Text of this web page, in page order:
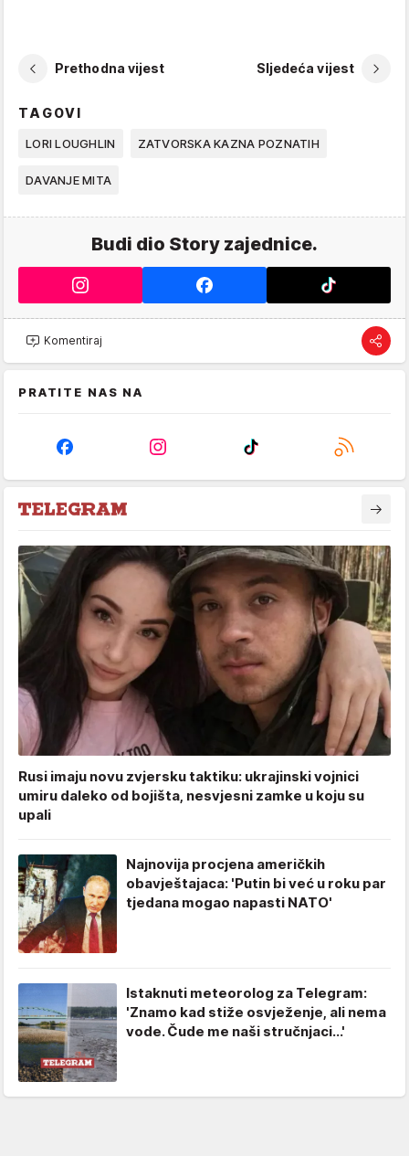
Prethodna vijest Sljedeća vijest
TAGOVI
LORI LOUGHLIN ZATVORSKA KAZNA POZNATIH
DAVANJE MITA
Budi dio Story zajednice.
Komentiraj
PRATITE NAS NA
Rusi imaju novu zvjersku taktiku: ukrajinski vojnici
umiru daleko od bojišta, nesvjesni zamke u koju su
upali
Najnovija procjena američkih
obavještajaca: 'Putin bi već u roku par
tjedana mogao napasti NATO'
Istaknuti meteorolog za Telegram:
'Znamo kad stiže osvježenje, ali nema
vode. Čude me naši stručnjaci...'